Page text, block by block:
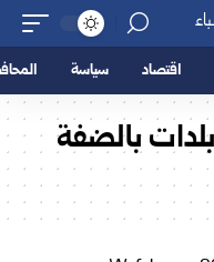
اقتصاد سياسة
بالضفة